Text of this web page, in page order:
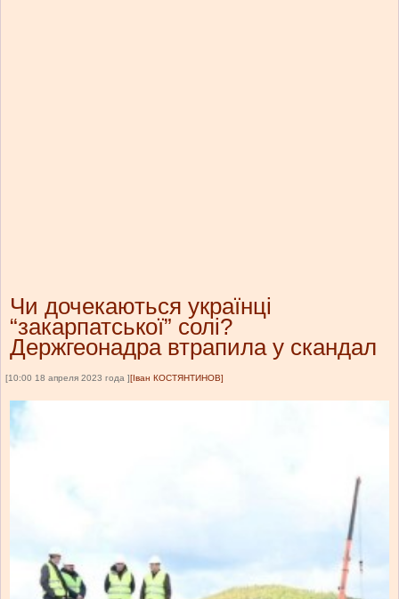
Чи дочекаються українці
“закарпатської” солі?
Держгеонадра втрапила у скандал
[10:00 18 апреля 2023 года ] [Іван КОСТЯНТИНОВ]